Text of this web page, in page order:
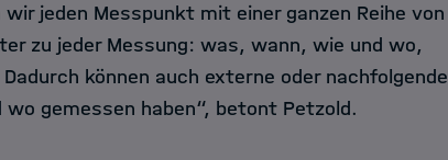
jeden Messpunkt mit einer ganzen Reihe von
zu jeder Messung: was, wann, wie und wo,
können auch externe oder nachfolgende
gemessen haben“, betont Petzold.